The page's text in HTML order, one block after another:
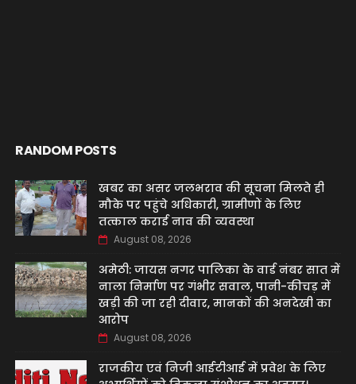
RANDOM POSTS
खबर का असर जलभराव की सूचना मिलते ही
मौके पर पहुंचे अधिकारी, ग्रामीणों के लिए
तत्काल कराई नाव की व्यवस्था
August 08, 2026
अमेठी: जायस नगर पालिका के वार्ड नंबर सात में
नाला निर्माण पर गंभीर सवाल, पानी-कीचड़ में
खड़ी की जा रही दीवार, मानकों की अनदेखी का
आरोप
August 08, 2026
‌राजकीय एवं निजी आईटीआई में प्रवेश के लिए